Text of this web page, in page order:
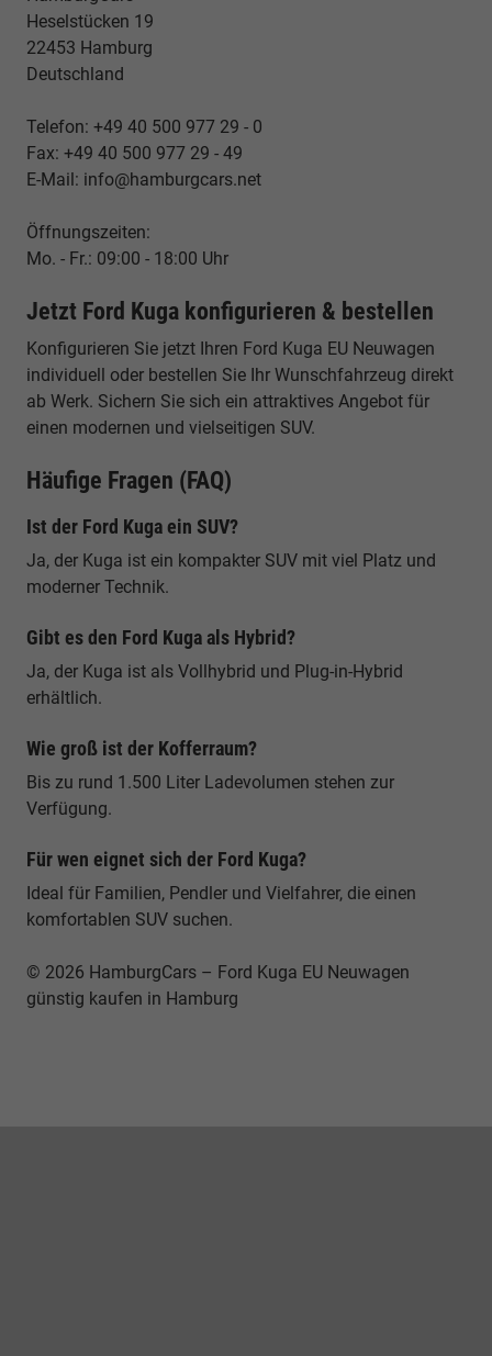
Heselstücken 19
22453 Hamburg
Deutschland
Telefon: +49 40 500 977 29 - 0
Fax: +49 40 500 977 29 - 49
E-Mail: info@hamburgcars.net
Öffnungszeiten:
Mo. - Fr.: 09:00 - 18:00 Uhr
Jetzt Ford Kuga konfigurieren & bestellen
Konfigurieren Sie jetzt Ihren Ford Kuga EU Neuwagen
individuell oder bestellen Sie Ihr Wunschfahrzeug direkt
ab Werk. Sichern Sie sich ein attraktives Angebot für
einen modernen und vielseitigen SUV.
Häufige Fragen (FAQ)
Ist der Ford Kuga ein SUV?
Ja, der Kuga ist ein kompakter SUV mit viel Platz und
moderner Technik.
Gibt es den Ford Kuga als Hybrid?
Ja, der Kuga ist als Vollhybrid und Plug-in-Hybrid
erhältlich.
Wie groß ist der Kofferraum?
Bis zu rund 1.500 Liter Ladevolumen stehen zur
Verfügung.
Für wen eignet sich der Ford Kuga?
Ideal für Familien, Pendler und Vielfahrer, die einen
komfortablen SUV suchen.
© 2026 HamburgCars – Ford Kuga EU Neuwagen
günstig kaufen in Hamburg